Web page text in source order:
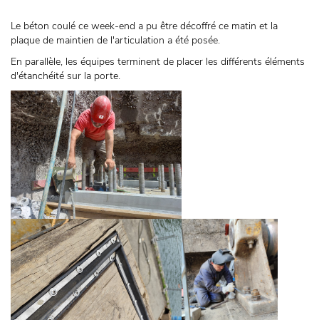
Le béton coulé ce week-end a pu être décoffré ce matin et la
plaque de maintien de l'articulation a été posée.
En parallèle, les équipes terminent de placer les différents éléments
d'étanchéité sur la porte.